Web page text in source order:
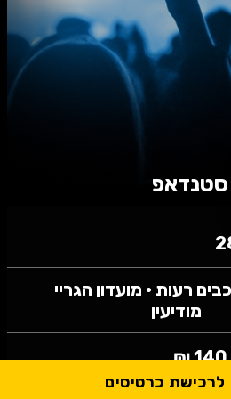
סטנדאפ
רעות • מועדון הגריי
מודיעין
לרכישת כרטיסים